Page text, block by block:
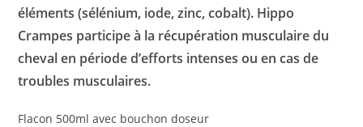
éléments (sélénium, iode, zinc, cobalt). Hippo
Crampes participe à la récupération musculaire du
cheval en période d’efforts intenses ou en cas de
troubles musculaires.
Flacon 500ml avec bouchon doseur